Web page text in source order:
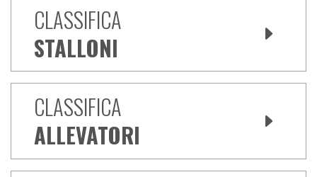
CLASSIFICA
STALLONI
CLASSIFICA
ALLEVATORI